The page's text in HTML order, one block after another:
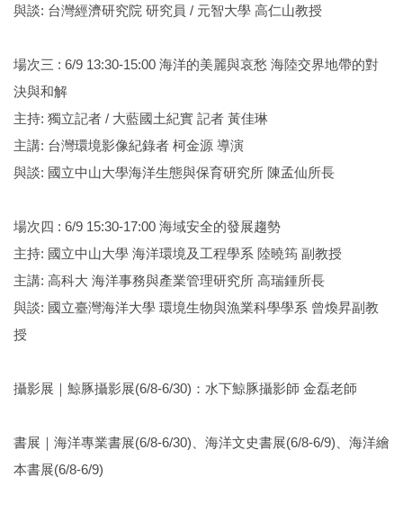
與談: 台灣經濟研究院 研究員 / 元智大學 高仁山教授
場次三 : 6/9 13:30-15:00 海洋的美麗與哀愁 海陸交界地帶的對
決與和解
主持: 獨立記者 / 大藍國土紀實 記者 黃佳琳
主講: 台灣環境影像紀錄者 柯金源 導演
與談: 國立中山大學海洋生態與保育研究所 陳孟仙所長
場次四 : 6/9 15:30-17:00 海域安全的發展趨勢
主持: 國立中山大學 海洋環境及工程學系 陸曉筠 副教授
主講: 高科大 海洋事務與產業管理研究所 高瑞鍾所長
與談: 國立臺灣海洋大學 環境生物與漁業科學學系 曾煥昇副教
授
攝影展｜鯨豚攝影展(6/8-6/30)：水下鯨豚攝影師 金磊老師
書展｜海洋專業書展(6/8-6/30)、海洋文史書展(6/8-6/9)、海洋繪
本書展(6/8-6/9)